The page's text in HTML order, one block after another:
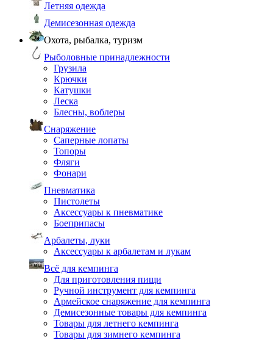
Летняя одежда
Демисезонная одежда
Охота, рыбалка, туризм
Рыболовные принадлежности
Грузила
Крючки
Катушки
Леска
Блесны, воблеры
Снаряжение
Саперные лопаты
Топоры
Фляги
Фонари
Пневматика
Пистолеты
Аксессуары к пневматике
Боеприпасы
Арбалеты, луки
Аксессуары к арбалетам и лукам
Всё для кемпинга
Для приготовления пищи
Ручной инструмент для кемпинга
Армейское снаряжение для кемпинга
Демисезонные товары для кемпинга
Товары для летнего кемпинга
Товары для зимнего кемпинга